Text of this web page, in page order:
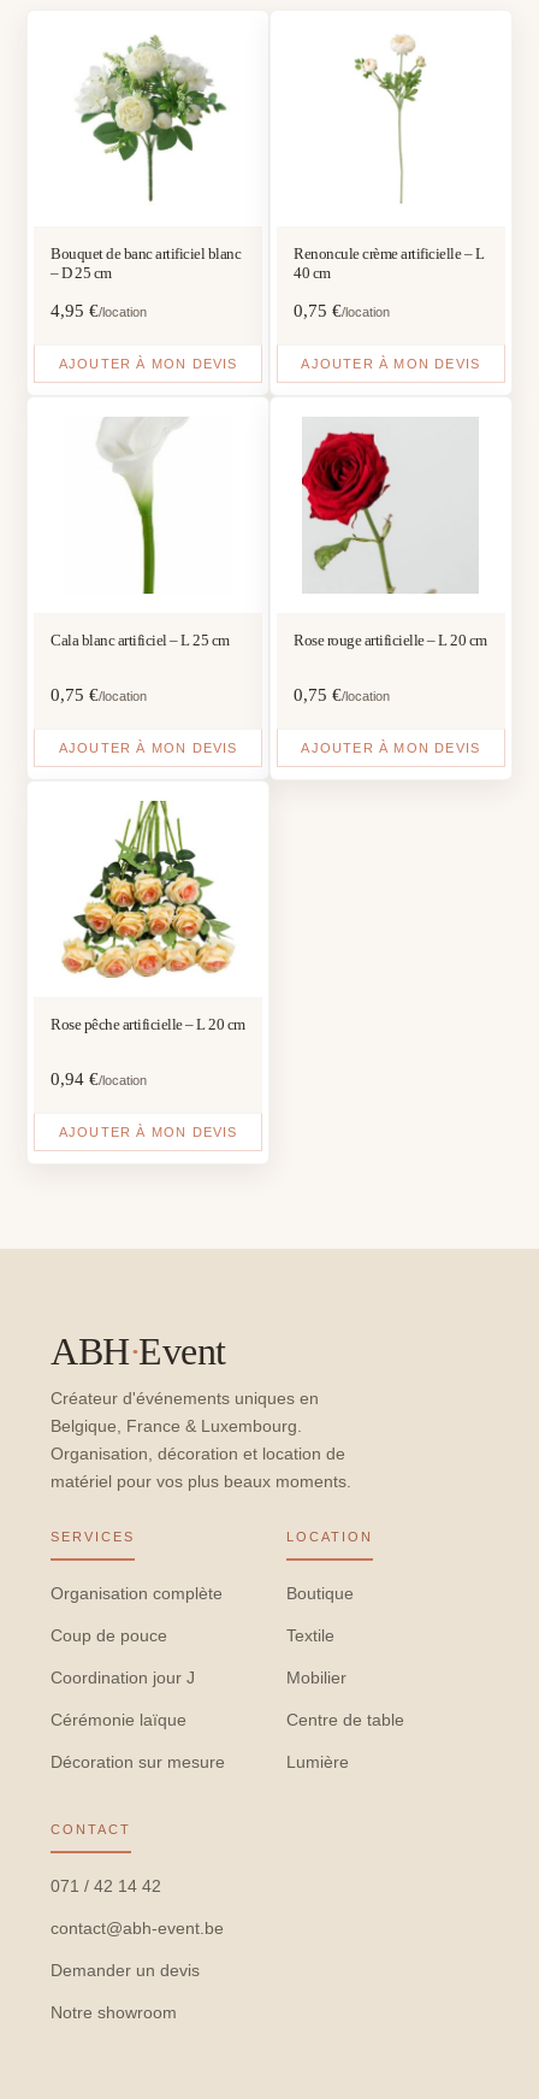
Bouquet de banc artificiel blanc
– D 25 cm
4,95€/location
AJOUTER À MON DEVIS
Renoncule crème artificielle – L
40 cm
0,75 €/location
AJOUTER À MON DEVIS
Cala blanc artificiel – L 25 cm
0,75€/location
AJOUTER À MON DEVIS
Rose rouge artificielle – L 20 cm
0,75 €/location
AJOUTER À MON DEVIS
Rose pêche artificielle – L 20 cm
0,94€/location
AJOUTER À MON DEVIS
ABH·Event
Créateur d'événements uniques en
Belgique, France & Luxembourg.
Organisation, décoration et location de
matériel pour vos plus beaux moments.
SERVICES
Organisation complète
Coup de pouce
Coordination jour J
Cérémonie laïque
Décoration sur mesure
LOCATION
Boutique
Textile
Mobilier
Centre de table
Lumière
CONTACT
071 / 42 14 42
contact@abh-event.be
Demander un devis
Notre showroom